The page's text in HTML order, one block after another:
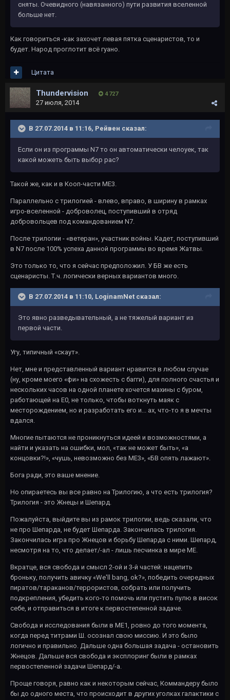
сняты. Очевидного (навязанного) пути развития вселенной
больше нет.
Как говориться -как захочет левая пятка сценаристов, то и
будет. Народ проглотит всё гуано.
Цитата
Thundervision 4 727
27 июля, 2014
В 27.07.2014 в 11:16, Рейвeн сказал:
Если он из программы N7 то он автоматически челоуек, так
какой можеть быть выбор рас?
Такой же, как и в Кооп-части МЕ3.
Параллельно с трилогией - влево, вправо, в ширину в рамках
игро-вселенной - доброволец, поступивший в отряд
добровольцев под командованием N7.
После трилогии - «ветеран», участник войны. Кадет, поступивший
в N7 после 100% успеха данной программы во время Жатвы.
Это только то, что я сейчас предположил. У БВ же есть
сценаристы. Т.ч. логически верных вариантов много.
В 27.07.2014 в 11:10, LoginamNet сказал:
Это явно разведывательный, а не тяжелый вариант из
первой части.
Угу, типичный «скаут».
Нет, мне и представленный вариант нравится в любом случае
(ну, кроме моего «фи» на схожесть с багги), для полного счастья и
нескольких часов на одной планете хочется махины с буром,
работающей на E0, не только, чтобы воткнуть маяк с
месторождением, но и разработать его и... ах, что-то я в мечты
вдался.
Многие пытаются не проникнуться идеей и возможностями, а
найти и указать на ошибки, мол, «так не может быть», «а
концовки?!», «чушь, невозможно без МЕ3», «БВ опять лажают».
Бога ради, это ваше мнение.
Но опираетесь вы все равно на Трилогию, а что есть трилогия?
Трилогия - это Жнецы и Шепард.
Пожалуйста, выйдите вы из рамок трилогии, ведь сказали, что
не про Шепарда, не будет Шепарда. Закончилась трилогия.
Закончилась игра про Жнецов и борьбу Шепарда с ними. Шепард,
несмотря на то, что делает/-ал - лишь песчинка в мире МЕ.
Вкратце, вся свобода и смысл 2-ой и 3-й частей: нацепить
броньку, получить авичку «We'll bang, ok?», победить очередных
пиратов/тараканов/террористов, собрать или получить
подкрепления, убедить кого-то помочь или пустить пулю в висок
себе, и отправиться в итоге к первостепенной задаче.
Свобода и исследования были в МЕ1, ровно до того момента,
когда перед титрами Ш. осознал свою миссию. И это было
логично и правильно. Дальше одна большая задача - остановить
Жнецов. Дальше вся свобода и эксплоринг были в рамках
первостепенной задачи Шепард/-а.
Проще говоря, равно как и некоторым сейчас, Коммандеру было
бы до одного места, что происходит в других уголках галактики с